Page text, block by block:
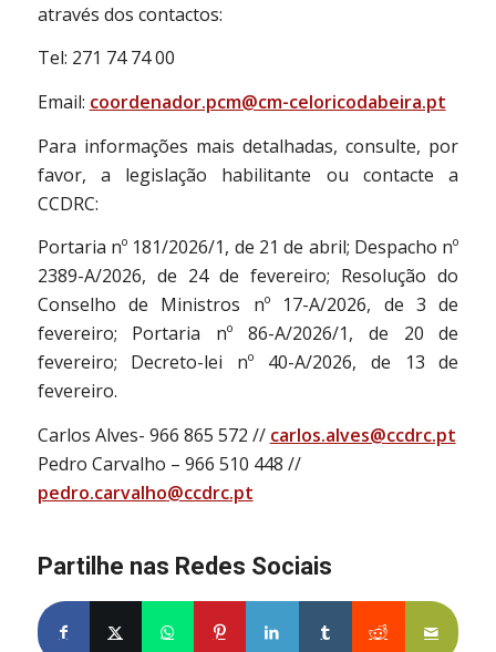
através dos contactos:
Tel: 271 74 74 00
Email: coordenador.pcm@cm-celoricodabeira.pt
Para informações mais detalhadas, consulte, por
favor, a legislação habilitante ou contacte a
CCDRC:
Portaria nº 181/2026/1, de 21 de abril; Despacho nº
2389-A/2026, de 24 de fevereiro; Resolução do
Conselho de Ministros nº 17-A/2026, de 3 de
fevereiro; Portaria nº 86-A/2026/1, de 20 de
fevereiro; Decreto-lei nº 40-A/2026, de 13 de
fevereiro.
Carlos Alves- 966 865 572 // carlos.alves@ccdrc.pt
Pedro Carvalho – 966 510 448 //
pedro.carvalho@ccdrc.pt
Partilhe nas Redes Sociais